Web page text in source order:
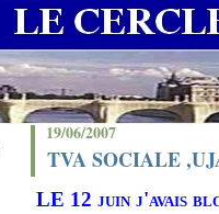
19/06/2007
TVA SOCIALE
LE 12 juin j'avais